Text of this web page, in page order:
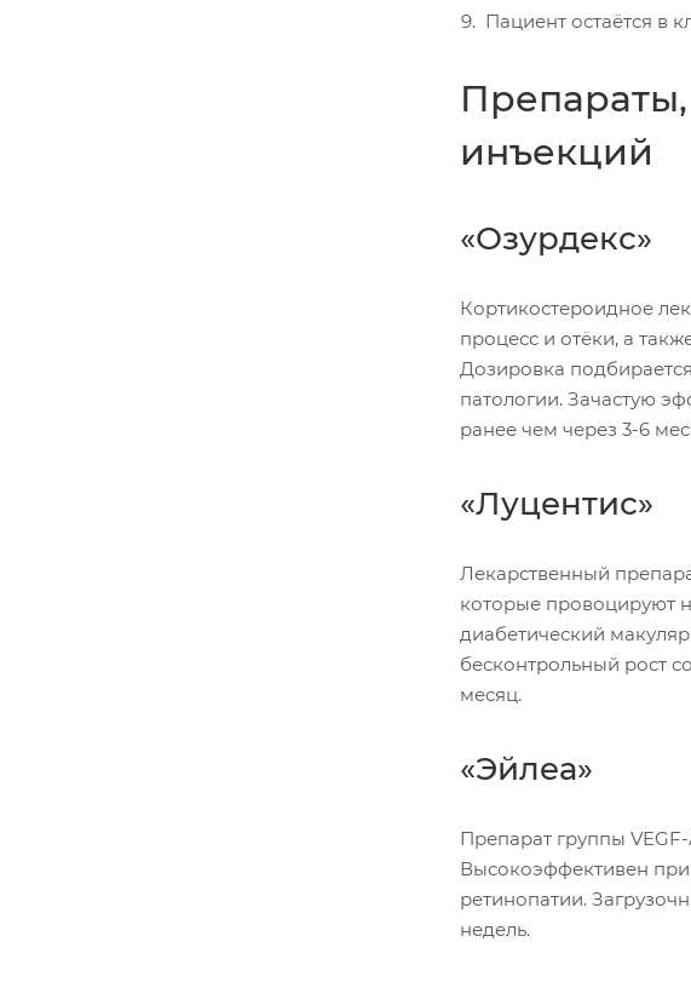
Пациент остаётся в
инъекций
«Озурдекс»
Кортикостероидное
процесс и отёки, а
Дозировка
патологии. Зачастую
ранее чем через 3-6
«Луцентис»
Лекарственный
которые провоцируют
диабетический
бесконтрольный рост
месяц.
«Эйлеа»
Препарат группы
Высокоэффективен
ретинопатии.
недель.